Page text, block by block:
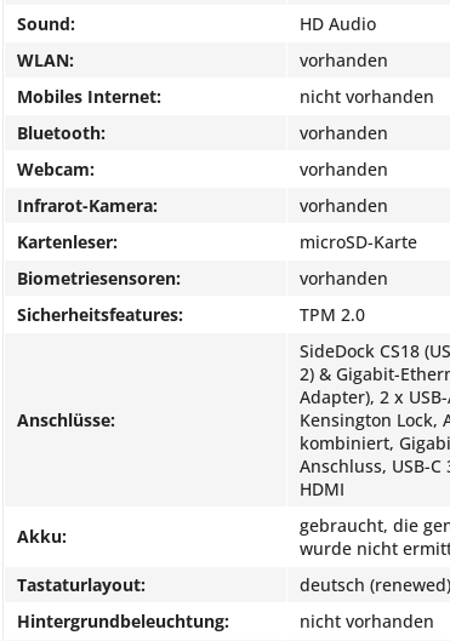
Sound:
HD Audio
WLAN:
vorhanden
Mobiles Internet:
nicht vorhanden
Bluetooth:
vorhanden
Webcam:
vorhanden
Infrarot-Kamera:
vorhanden
Kartenleser:
microSD-Karte
Biometriesensoren:
vorhanden
Sicherheitsfeatures:
TPM 2.0
Anschlüsse:
SideDock CS18
2) & Gigabit-
Adapter), 2 x
Kensington Lock,
kombiniert,
Anschluss, USB-C
HDMI
Akku:
gebraucht, die
wurde nicht
Tastaturlayout:
deutsch (renewed)
Hintergrundbeleuchtung:
nicht vorhanden